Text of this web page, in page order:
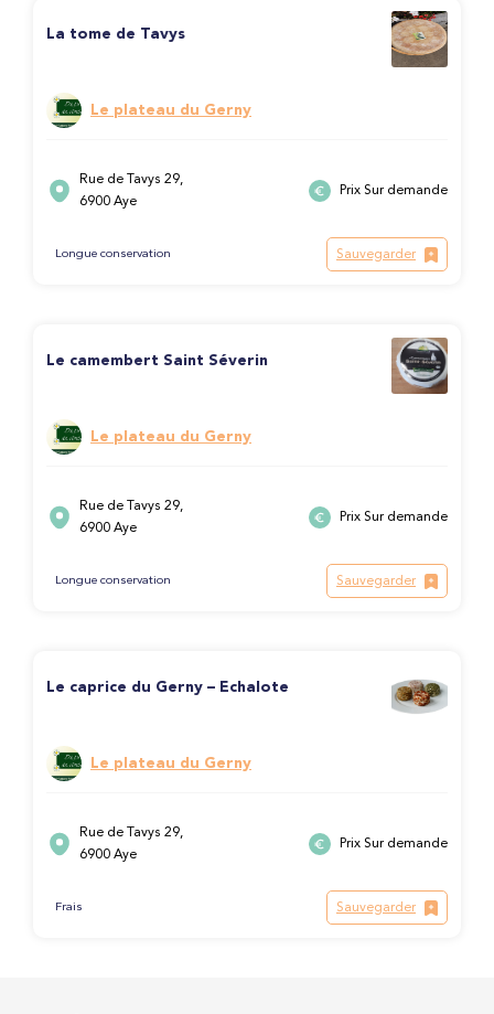
La tome de Tavys
Le plateau du Gerny
Rue de Tavys 29,
6900 Aye
Prix Sur demande
Longue conservation Sauvegarder
Le camembert Saint Séverin
Le plateau du Gerny
Rue de Tavys 29,
6900 Aye
Prix Sur demande
Longue conservation Sauvegarder
Le caprice du Gerny – Echalote
Le plateau du Gerny
Rue de Tavys 29,
6900 Aye
Prix Sur demande
Frais Sauvegarder